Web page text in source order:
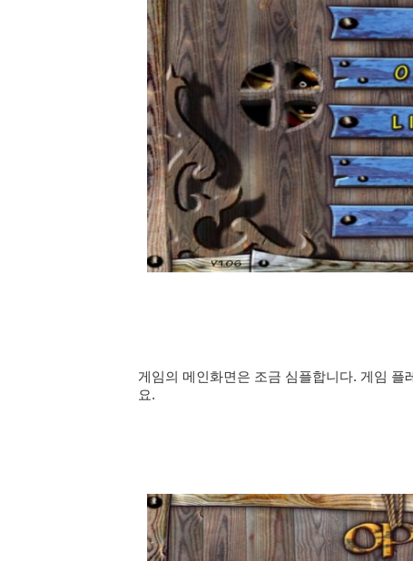
게임의 메인화면은 조금 심플합니다. 게임
요.